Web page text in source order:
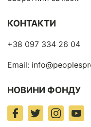
КОНТАКТИ
+38 097 334 26 04
Email:
НОВИНИ ФОНДУ